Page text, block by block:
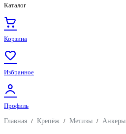
Каталог
Корзина
Избранное
Профиль
Главная / Крепёж / Метизы / Анкеры